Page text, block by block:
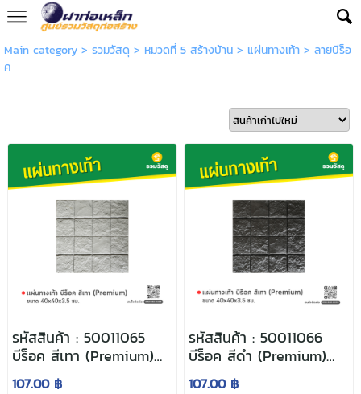
Main category> รวมวัสดุ > หมวดที่ 5 สร้างบ้าน> แผ่นทางเท้า> ลายบีร็อ
ค
รหัสสินค้า : 50011065
บีร็อค สีเทา (Premium)
40 x 40 x 3.5 ซม.
107.00 ฿
รหัสสินค้า : 50011066
บีร็อค สีดำ (Premium)
40 x 40 x 3.5 ซม.
107.00 ฿